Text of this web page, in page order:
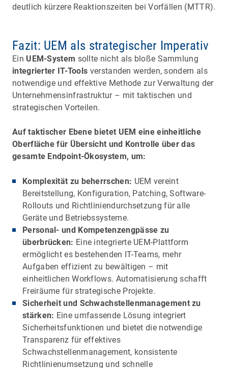
deutlich kürzere Reaktionszeiten bei Vorfällen (MTTR).
Fazit: UEM als strategischer Imperativ
Ein UEM-System sollte nicht als bloße Sammlung
integrierter IT-Tools verstanden werden, sondern als
notwendige und effektive Methode zur Verwaltung der
Unternehmensinfrastruktur – mit taktischen und
strategischen Vorteilen.
Auf taktischer Ebene bietet UEM eine einheitliche
Oberfläche für Übersicht und Kontrolle über das
gesamte Endpoint-Ökosystem, um:
Komplexität zu beherrschen: UEM vereint
Bereitstellung, Konfiguration, Patching, Software-
Rollouts und Richtliniendurchsetzung für alle
Geräte und Betriebssysteme.
Personal- und Kompetenzengpässe zu
überbrücken: Eine integrierte UEM-Plattform
ermöglicht es bestehenden IT-Teams, mehr
Aufgaben effizient zu bewältigen – mit
einheitlichen Workflows. Automatisierung schafft
Freiräume für strategische Projekte.
Sicherheit und Schwachstellenmanagement zu
stärken: Eine umfassende Lösung integriert
Sicherheitsfunktionen und bietet die notwendige
Transparenz für effektives
Schwachstellenmanagement, konsistente
Richtlinienumsetzung und schnelle